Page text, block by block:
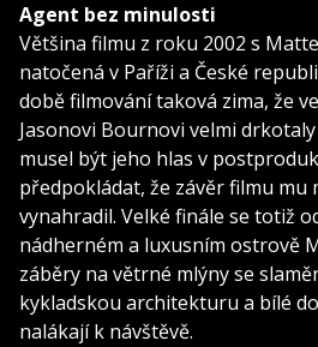
Agent bez minulosti
Většina filmu z roku 2002 s
natočená v Paříži a České
době filmování taková zima, že
Jasonovi Bournovi velmi
musel být jeho hlas v
předpokládat, že závěr filmu mu
vynahradil. Velké finále se totiž
nádherném a luxusním ostrově
záběry na větrné mlýny se
kykladskou architekturu a bílé
nalákají k návštěvě.